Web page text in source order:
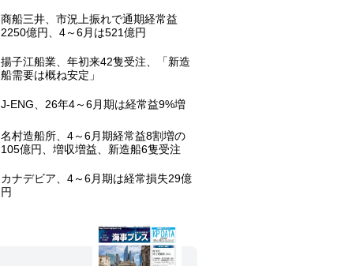
商船三井、市況上振れで通期経常益
2250億円、4～6月は521億円
揚子江船業、年初来42隻受注、「新造
船需要は概ね安定」
J-ENG、26年4～6月期は経常益9%増
名村造船所、4～6月期経常益8割増の
105億円、増収増益、新造船6隻受注
カナデビア、4～6月期は経常損失29億
円